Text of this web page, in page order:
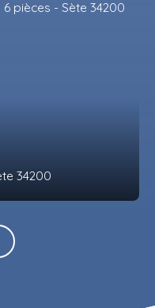
34200